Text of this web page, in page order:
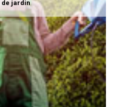
de jardin